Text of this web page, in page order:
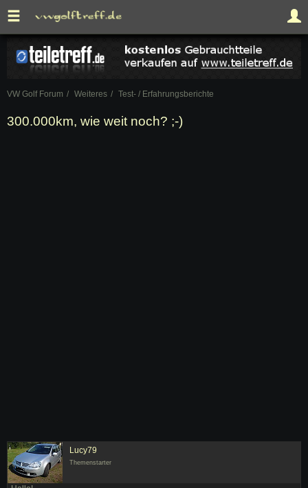
VW Golf Forum Weiteres Test- / Erfahrungsberichte
300.000km, wie weit noch? ;-)
Lucy79
Themenstarter